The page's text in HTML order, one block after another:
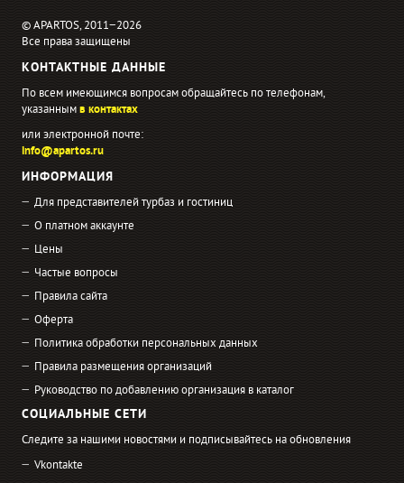
© APARTOS, 2011−2026
Все права защищены
КОНТАКТНЫЕ ДАННЫЕ
По всем имеющимся вопросам обращайтесь по телефонам,
указаннымв контактах
или электронной почте:
info@apartos.ru
ИНФОРМАЦИЯ
Для представителей турбаз и гостиниц
О платном аккаунте
Цены
Частые вопросы
Правила сайта
Оферта
Политика обработки персональных данных
Правила размещения организаций
Руководство по добавлению организация в каталог
СОЦИАЛЬНЫЕ СЕТИ
Следите за нашими новостями и подписывайтесь на обновления
Vkontakte